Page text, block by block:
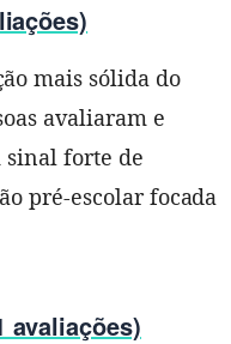
mais sólida do
avaliaram e
sinal forte de
pré-escolar focada
avaliações)